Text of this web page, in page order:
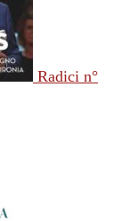
Radici n°